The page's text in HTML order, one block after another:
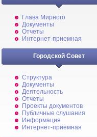
Глава Мирного
Документы
Отчеты
Интернет-приемная
Городской Совет
Структура
Документы
Деятельность
Отчеты
Проекты документов
Публичные слушания
Информация
Интернет-приемная